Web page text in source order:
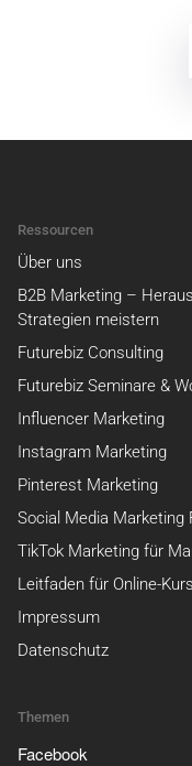
Ressourcen
Über uns
B2B Marketing –
Strategien meistern
Futurebiz Consulting
Futurebiz Seminare &
Influencer Marketing
Instagram Marketing
Pinterest Marketing
Social Media Marketing
TikTok Marketing für
Leitfaden für Online-
Impressum
Datenschutz
Themen
Facebook